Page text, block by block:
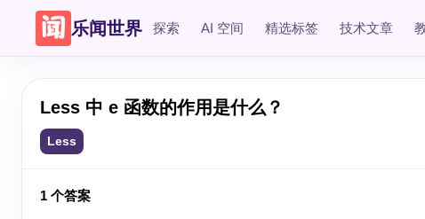
乐闻世界 探索 AI 空间 精选标签 技术文章
Less 中 e 函数的作用是什么？
Less
1 个答案